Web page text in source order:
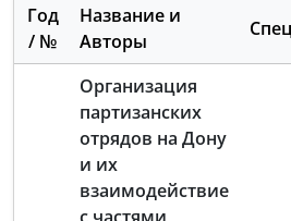
Год
/ №
Название и
Авторы
Организация
партизанских
отрядов на Дону
и их
взаимодействие